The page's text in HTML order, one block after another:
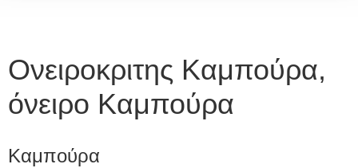
Ονειροκριτης Καμπούρα,
όνειρο Καμπούρα
Καμπούρα